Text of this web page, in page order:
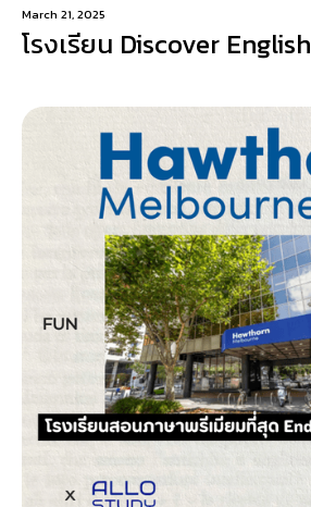
March 21, 2025
โรงเรียน Discover English